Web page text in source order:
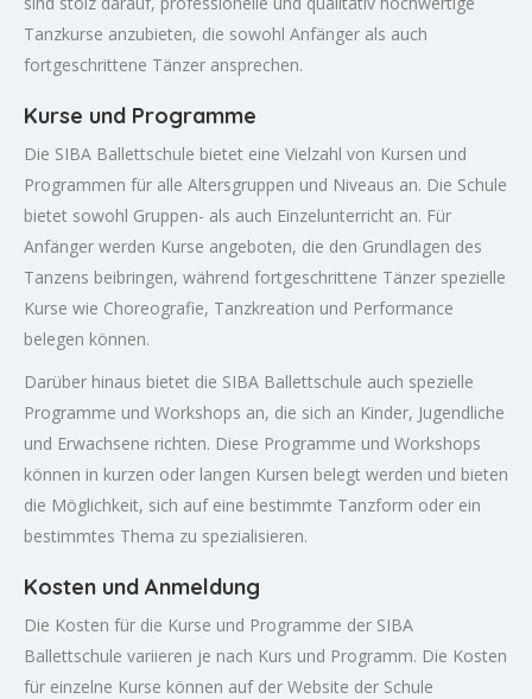
Tanzkurse anzubieten, die sowohl Anfänger als auch
fortgeschrittene Tänzer ansprechen.
Kurse und Programme
Die SIBA Ballettschule bietet eine Vielzahl von Kursen und
Programmen für alle Altersgruppen und Niveaus an. Die Schule
bietet sowohl Gruppen- als auch Einzelunterricht an. Für
Anfänger werden Kurse angeboten, die den Grundlagen des
Tanzens beibringen, während fortgeschrittene Tänzer spezielle
Kurse wie Choreografie, Tanzkreation und Performance
belegen können.
Darüber hinaus bietet die SIBA Ballettschule auch spezielle
Programme und Workshops an, die sich an Kinder, Jugendliche
und Erwachsene richten. Diese Programme und Workshops
können in kurzen oder langen Kursen belegt werden und bieten
die Möglichkeit, sich auf eine bestimmte Tanzform oder ein
bestimmtes Thema zu spezialisieren.
Kosten und Anmeldung
Die Kosten für die Kurse und Programme der SIBA
Ballettschule variieren je nach Kurs und Programm. Die Kosten
für einzelne Kurse können auf der Website der Schule